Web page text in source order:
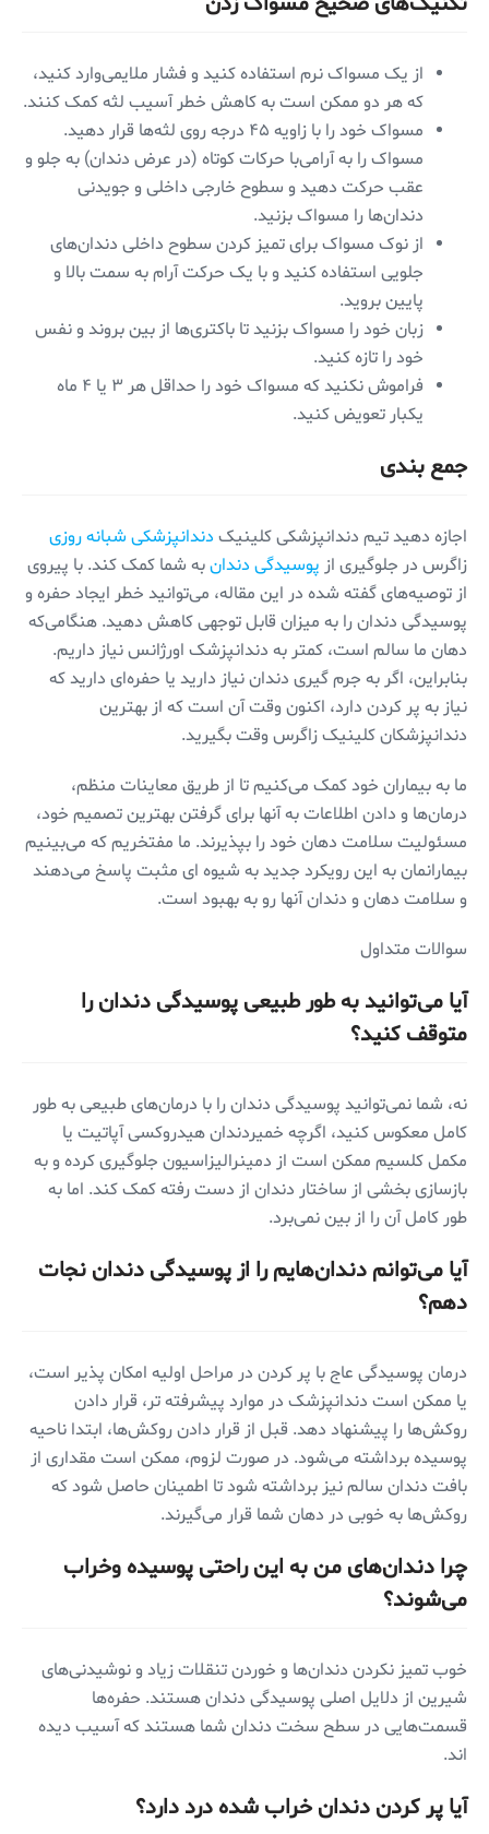
از یک مسواک نرم استفاده کنید و فشار ملایمی‌وارد کنید،
که هر دو ممکن است به کاهش خطر آسیب لثه کمک کنند.
مسواک خود را با زاویه ۴۵ درجه روی لثه‌ها قرار دهید.
مسواک را به آرامی‌با حرکات کوتاه (در عرض دندان) به جلو و
عقب حرکت دهید و سطوح خارجی داخلی و جویدنی
دندان‌ها را مسواک بزنید.
از نوک مسواک برای تمیز کردن سطوح داخلی دندان‌های
جلویی استفاده کنید و با یک حرکت آرام به سمت بالا و
پایین بروید.
زبان خود را مسواک بزنید تا باکتری‌ها از بین بروند و نفس
خود را تازه کنید.
فراموش نکنید که مسواک خود را حداقل هر ۳ یا ۴ ماه
یکبار تعویض کنید.
جمع بندی
اجازه دهید تیم دندانپزشکی کلینیک دندانپزشکی شبانه روزی
زاگرس در جلوگیری از پوسیدگی دندانبه شما کمک کند. با پیروی
از توصیه‌های گفته شده در این مقاله، می‌توانید خطر ایجاد حفره و
پوسیدگی دندان را به میزان قابل توجهی کاهش دهید. هنگامی‌که
دهان ما سالم است، کمتر به دندانپزشک اورژانس نیاز داریم.
بنابراین، اگر به جرم گیری دندان نیاز دارید یا حفره‌ای دارید که
نیاز به پر کردن دارد، اکنون وقت آن است که از بهترین
دندانپزشکان کلینیک زاگرس وقت بگیرید.
ما به بیماران خود کمک می‌کنیم تا از طریق معاینات منظم،
درمان‌ها و دادن اطلاعات به آنها برای گرفتن بهترین تصمیم خود،
مسئولیت سلامت دهان خود را بپذیرند. ما مفتخریم که می‌بینیم
بیمارانمان به این رویکرد جدید به شیوه ای مثبت پاسخ می‌دهند
و سلامت دهان و دندان آنها رو به بهبود است.
سوالات متداول
آیا می‌توانید به طور طبیعی پوسیدگی دندان را
متوقف کنید؟
نه، شما نمی‌توانید پوسیدگی دندان را با درمان‌های طبیعی به طور
کامل معکوس کنید، اگرچه خمیردندان هیدروکسی آپاتیت یا
مکمل کلسیم ممکن است از دمینرالیزاسیون جلوگیری کرده و به
بازسازی بخشی از ساختار دندان از دست رفته کمک کند. اما به
طور کامل آن را از بین نمی‌برد.
آیا می‌توانم دندان‌هایم را از پوسیدگی دندان نجات
دهم؟
درمان پوسیدگی عاج با پر کردن در مراحل اولیه امکان پذیر است،
یا ممکن است دندانپزشک در موارد پیشرفته تر، قرار دادن
روکش‌ها را پیشنهاد دهد. قبل از قرار دادن روکش‌ها، ابتدا ناحیه
پوسیده برداشته می‌شود. در صورت لزوم، ممکن است مقداری از
بافت دندان سالم نیز برداشته شود تا اطمینان حاصل شود که
روکش‌ها به خوبی در دهان شما قرار می‌گیرند.
چرا دندان‌های من به این راحتی پوسیده وخراب
می‌شوند؟
خوب تمیز نکردن دندان‌ها و خوردن تنقلات زیاد و نوشیدنی‌های
شیرین از دلایل اصلی پوسیدگی دندان هستند. حفره‌ها
قسمت‌هایی در سطح سخت دندان شما هستند که آسیب دیده
اند.
آیا پر کردن دندان خراب شده درد دارد؟